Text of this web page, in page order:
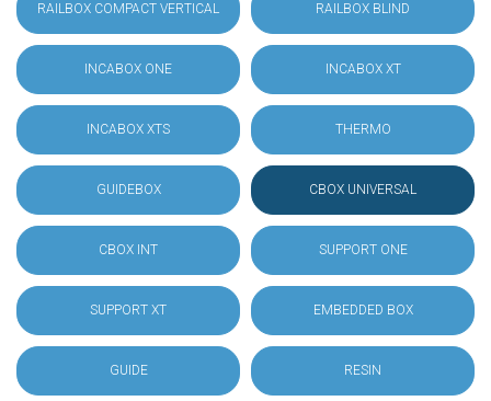
RAILBOX COMPACT VERTICAL RAILBOX BLIND
INCABOX ONE INCABOX XT
INCABOX XTS THERMO
GUIDEBOX CBOX UNIVERSAL
CBOX INT SUPPORT ONE
SUPPORT XT EMBEDDED BOX
GUIDE RESIN